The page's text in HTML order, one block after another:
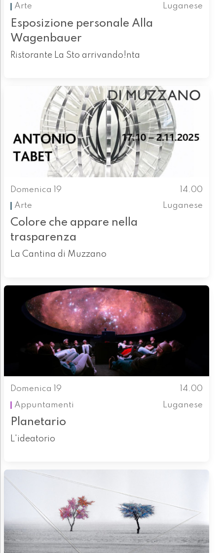
Arte
Luganese
Esposizione personale Alla
Wagenbauer
Ristorante La Sto arrivando!nta
Domenica 19
14.00
Arte
Luganese
Colore che appare nella
trasparenza
La Cantina di Muzzano
Domenica 19
14.00
Appuntamenti
Luganese
Planetario
L'ideatorio